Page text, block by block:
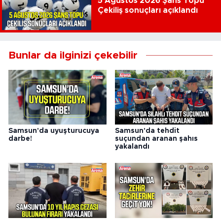
Çekiliş sonuçları açıklandı
Bunlar da ilginizi çekebilir
Samsun'da uyuşturucuya
darbe!
Samsun'da tehdit
suçundan aranan şahıs
yakalandı